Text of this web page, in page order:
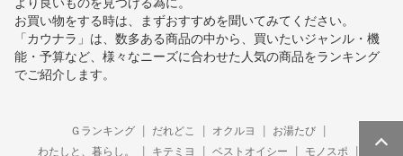
より良いものを見つける為に。
お買い物をする時は、まずおすすめを聞いてみてください。
「カウナラ」は、数多ある商品の中から、買いたいジャンル・機
能・予算など、様々なニーズに合わせた人気の商品をランキング
でご紹介します。
Ｇランキング だれどこ オクルヨ
お湯たび
わたしと、暮らし。
キテミヨ ベストオイシー モノスポ